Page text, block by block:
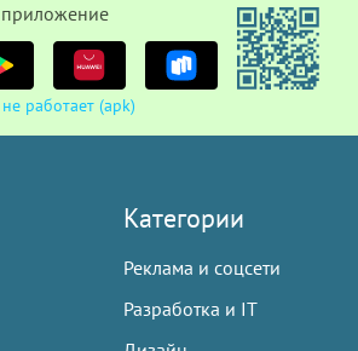
приложение
работает (apk)
Категории
Реклама и соцсети
Разработка и IT